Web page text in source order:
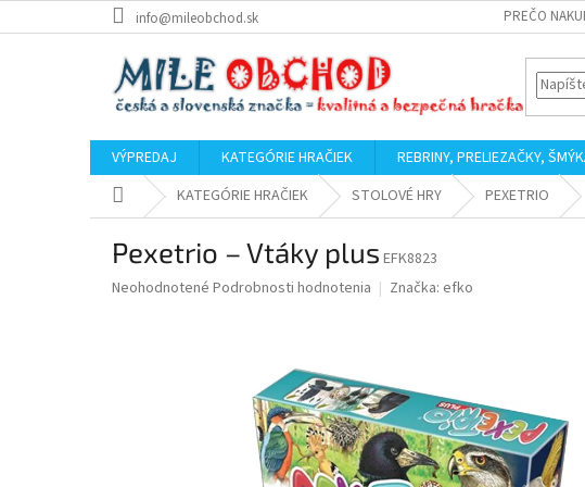
na
info@mileobchod.sk PREČO
VÝPREDAJ KATEGÓRIE HRAČIEK REBRINY, PRELIEZAČKY,
DomovKATEGÓRIE HRAČIEK STOLOVÉ HRY PEXETRIO
Pexetrio – Vtáky plus EFK8823
Priemerné
Neohodnotené Podrobnosti hodnotenia Značka: efko